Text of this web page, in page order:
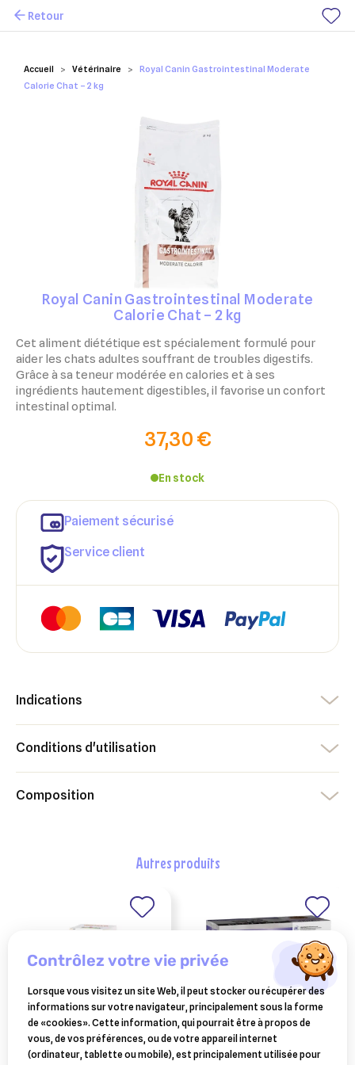
Mes favoris
Accueil Vétérinaire
Royal Canin Gastrointestinal Moderate
Calorie Chat – 2 kg
Retour
Royal Canin Gastrointestinal Moderate
Calorie Chat – 2 kg
Cet aliment diététique est spécialement formulé pour
aider les chats adultes souffrant de troubles digestifs.
Grâce à sa teneur modérée en calories et à ses
ingrédients hautement digestibles, il favorise un confort
intestinal optimal.
37,30 €
En stock
Paiement sécurisé
Service client
Indications
Conditions d'utilisation
Composition
autres produits
BOIRON
uricystyl 30 ml
PURINA
purina pro plan chaton
Ajouter à ma liste d'envies
Créer une nouvelle liste
Créer une liste d'envies
Connexion
Vous devez être connecté pour ajouter des produits à votre
contrôlez votre vie privée
Lorsque vous visitez un site Web, il peut stocker ou récupérer des
informations sur votre navigateur, principalement sous la forme
de «cookies». Cette information, qui pourrait être à propos de
vous, de vos préférences, ou de votre appareil internet
(ordinateur, tablette ou mobile), est principalement utilisée pour